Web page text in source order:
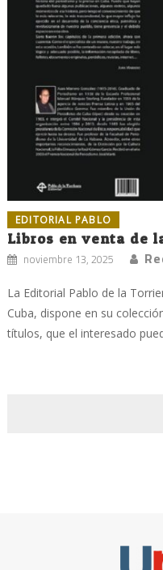
EDITORIAL PABLO
Libros en venta de
noviembre 13, 2025
La Editorial Pablo de la
Cuba, dispone en su
títulos, que el interesado